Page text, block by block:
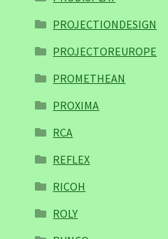
PROJECTIONDESIGN
PROJECTOREUROPE
PROMETHEAN
PROXIMA
RCA
REFLEX
RICOH
ROLY